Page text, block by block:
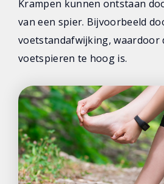
Krampen kunnen ontstaan
van een spier. Bijvoorbeeld
voetstandafwijking, waardoor
voetspieren te hoog is.